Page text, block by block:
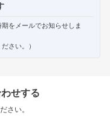
をメールでお知らせしま
さい。）
せする
さい。